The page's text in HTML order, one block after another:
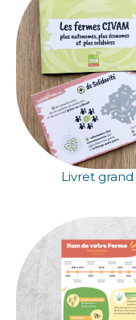
Livret grand